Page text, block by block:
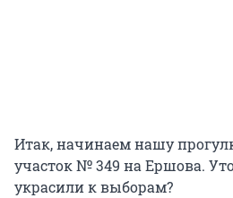
Итак, начинаем нашу
участок № 349 на Ершова.
украсили к выборам?